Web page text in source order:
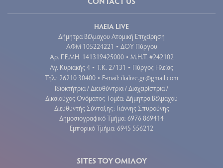
ΗΛΕΙΑ LIVE
Δήμητρα Βέλμαχου Ατομική Επιχείρηση
ΑΦΜ 105224221 • ΔΟΥ Πύργου
Aρ. Γ.Ε.ΜΗ. 141319425000 • Μ.Η.Τ. #242102
Αγ. Κυριακής 4 • Τ.Κ. 27131 • Πύργος Ηλείας
Τηλ.: 26210 30400 • E-mail: ilialive.gr@gmail.com
Ιδιοκτήτρια / Διευθύντρια / Διαχειρίστρια /
Δικαιούχος Ονόματος Τομέα: Δήμητρα Βέλμαχου
Διευθυντής Σύνταξης: Γιάννης Σπυρούνης
Δημοσιογραφικό Τμήμα: 6976 869414
Εμπορικό Τμήμα: 6945 556212
SITES ΤΟΥ ΟΜΙΛΟΥ